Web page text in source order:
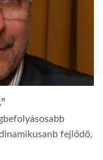
fejlődő,